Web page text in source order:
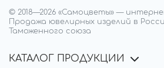
© 2018—2026 «Самоцветы» —
Продажа ювелирных изделий в
Таможенного союза
КАТАЛОГ ПРОДУКЦИИ